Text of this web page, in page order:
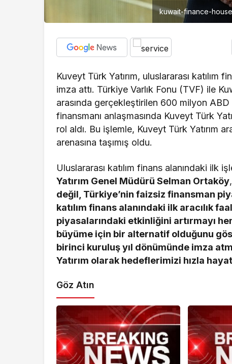
kuwait-finance-
Kuveyt Türk Yatırım, uluslararası katılım
imza attı. Türkiye Varlık Fonu (TVF) ile
arasında gerçekleştirilen 600 milyon
finansmanı anlaşmasında Kuveyt Türk
rol aldı. Bu işlemle, Kuveyt Türk Yatırım
arenasına taşımış oldu.
Uluslararası katılım finans alanındaki ilk
Yatırım Genel Müdürü Selman Ortaköy,
değil, Türkiye’nin faizsiz finansman
katılım finans alanındaki ilk aracılık
piyasalarındaki etkinliğini artırmayı
büyüme için bir alternatif olduğunu
birinci kuruluş yıl dönümünde imza
Yatırım olarak hedeflerimizi hızla
Göz Atın